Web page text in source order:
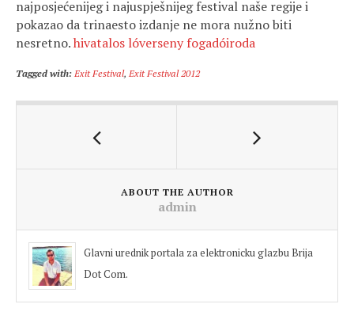
najposjećenijeg i najuspješnijeg festival naše regije i
pokazao da trinaesto izdanje ne mora nužno biti
nesretno.hivatalos lóverseny fogadóiroda
Tagged with: Exit Festival, Exit Festival 2012
ABOUT THE AUTHOR
admin
Glavni urednik portala za elektronicku glazbu Brija
Dot Com.